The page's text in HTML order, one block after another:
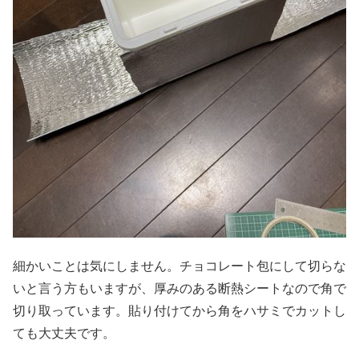
細かいことは気にしません。チョコレート包にして切らな
いと言う方もいますが、厚みのある断熱シートなので角で
切り取っています。貼り付けてから角をハサミでカットし
ても大丈夫です。